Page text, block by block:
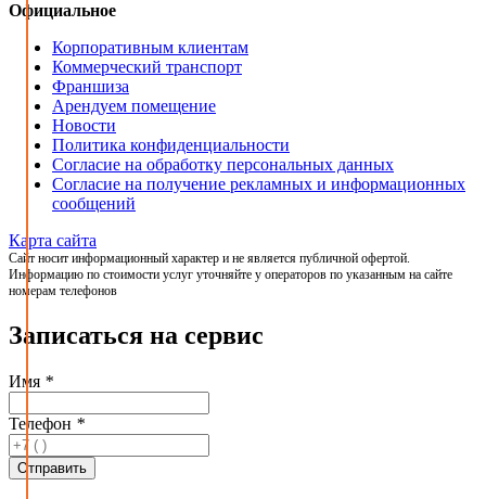
Официальное
Корпоративным клиентам
Коммерческий транспорт
Франшиза
Арендуем помещение
Новости
Политика конфиденциальности
Согласие на обработку персональных данных
Согласие на получение рекламных и информационных
сообщений
Карта сайта
Сайт носит информационный характер и не является публичной офертой.
Информацию по стоимости услуг уточняйте у операторов по указанным на сайте
номерам телефонов
Записаться на сервис
Имя *
Телефон *